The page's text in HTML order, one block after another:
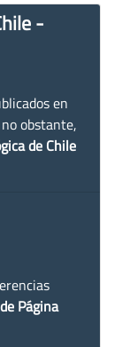
-
en
obstante,
de Chile
Página